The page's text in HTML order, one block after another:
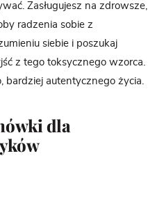
Zasługujesz na zdrowsze,
radzenia sobie z
siebie i poszukaj
z tego toksycznego wzorca.
bardziej autentycznego życia.
dla